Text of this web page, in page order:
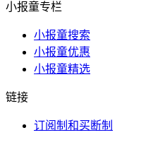
小报童专栏
小报童搜索
小报童优惠
小报童精选
链接
订阅制和买断制